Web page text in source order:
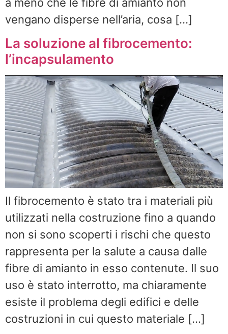
vengano disperse nell’aria, cosa […]
La soluzione al fibrocemento:
l’incapsulamento
Il fibrocemento è stato tra i materiali più
utilizzati nella costruzione fino a quando
non si sono scoperti i rischi che questo
rappresenta per la salute a causa dalle
fibre di amianto in esso contenute. Il suo
uso è stato interrotto, ma chiaramente
esiste il problema degli edifici e delle
costruzioni in cui questo materiale […]